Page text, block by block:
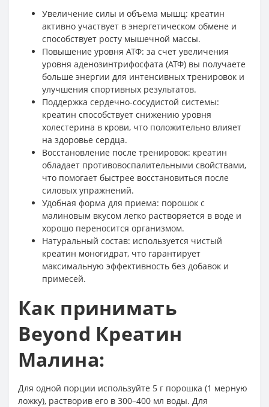
Увеличение силы и объема мышц: креатин
активно участвует в энергетическом обмене и
способствует росту мышечной массы.
Повышение уровня АТФ: за счет увеличения
уровня аденозинтрифосфата (АТФ) вы получаете
больше энергии для интенсивных тренировок и
улучшения спортивных результатов.
Поддержка сердечно-сосудистой системы:
креатин способствует снижению уровня
холестерина в крови, что положительно влияет
на здоровье сердца.
Восстановление после тренировок: креатин
обладает противовоспалительными свойствами,
что помогает быстрее восстановиться после
силовых упражнений.
Удобная форма для приема: порошок с
малиновым вкусом легко растворяется в воде и
хорошо переносится организмом.
Натуральный состав: используется чистый
креатин моногидрат, что гарантирует
максимальную эффективность без добавок и
примесей.
Как принимать
Beyond Креатин
Малина:
Для одной порции используйте 5 г порошка (1 мерную
ложку), растворив его в 300–400 мл воды. Для